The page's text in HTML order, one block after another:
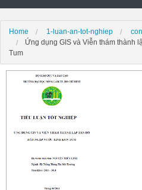
Home 1-luan-an-tot-nghiep
Ứng dụng GIS và Viễn thám thành
Tum